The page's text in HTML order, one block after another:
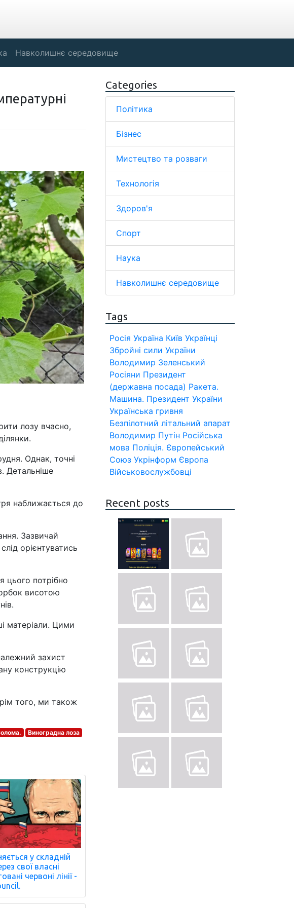
Навколишнє середовище
лозу вчасно,
Однак, точні
Детальніше
наближається до
Зазвичай
орієнтуватись
цього потрібно
висотою
матеріали. Цими
захист
конструкцію
того, ми також
Виноградна лоза
у складній
свої власні
червоні лінії -
Categories
Політика
Бізнес
Мистецтво та розваги
Технологія
Здоров'я
Спорт
Наука
Навколишнє середовище
Tags
Росія Україна Київ Українці
Збройні сили України
Володимир Зеленський
Росіяни Президент
(державна посада) Ракета.
Машина. Президент України
Українська гривня
Безпілотний літальний апарат
Володимир Путін Російська
мова Поліція. Європейський
Союз Укрінформ Європа
Військовослужбовці
Recent posts